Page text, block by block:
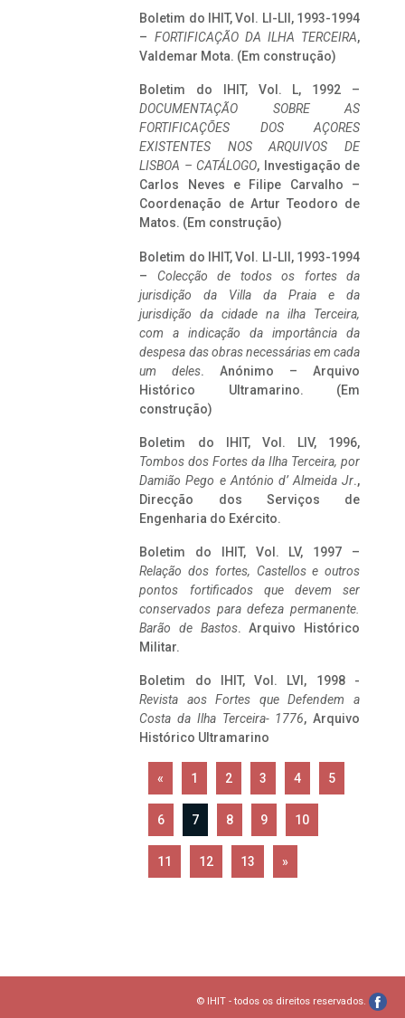
Boletim do IHIT, Vol. LI-LII, 1993-1994
– FORTIFICAÇÃO DA ILHA TERCEIRA,
Valdemar Mota. (Em construção)
Boletim do IHIT, Vol. L, 1992 –
DOCUMENTAÇÃO SOBRE AS
FORTIFICAÇÕES DOS AÇORES
EXISTENTES NOS ARQUIVOS DE
LISBOA – CATÁLOGO, Investigação de
Carlos Neves e Filipe Carvalho –
Coordenação de Artur Teodoro de
Matos. (Em construção)
Boletim do IHIT, Vol. LI-LII, 1993-1994
– Colecção de todos os fortes da
jurisdição da Villa da Praia e da
jurisdição da cidade na ilha Terceira,
com a indicação da importância da
despesa das obras necessárias em cada
um deles. Anónimo – Arquivo
Histórico Ultramarino. (Em
construção)
Boletim do IHIT, Vol. LIV, 1996,
Tombos dos Fortes da Ilha Terceira, por
Damião Pego e António d’ Almeida Jr.,
Direcção dos Serviços de
Engenharia do Exército.
Boletim do IHIT, Vol. LV, 1997 –
Relação dos fortes, Castellos e outros
pontos fortificados que devem ser
conservados para defeza permanente.
Barão de Bastos. Arquivo Histórico
Militar.
Boletim do IHIT, Vol. LVI, 1998 -
Revista aos Fortes que Defendem a
Costa da Ilha Terceira- 1776, Arquivo
Histórico Ultramarino
« 1 2 3 4 5
6 7 8 9 10
11 12 13 »
© IHIT - todos os direitos reservados.